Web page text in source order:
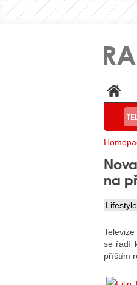
na
Lifestyle
Televize
se řadí
příštím